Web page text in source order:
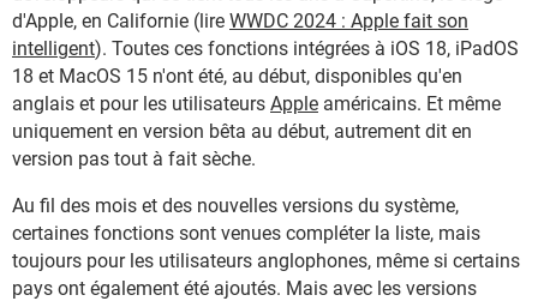
d'Apple, en Californie (lire WWDC 2024 : Apple fait son
intelligent). Toutes ces fonctions intégrées à iOS 18, iPadOS
18 et MacOS 15 n'ont été, au début, disponibles qu'en
anglais et pour les utilisateurs Apple américains. Et même
uniquement en version bêta au début, autrement dit en
version pas tout à fait sèche.
Au fil des mois et des nouvelles versions du système,
certaines fonctions sont venues compléter la liste, mais
toujours pour les utilisateurs anglophones, même si certains
pays ont également été ajoutés. Mais avec les versions